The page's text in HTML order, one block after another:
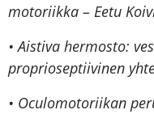
motoriikka – Eetu
• Aistiva hermosto:
proprioseptiivinen
• Oculomotoriikan